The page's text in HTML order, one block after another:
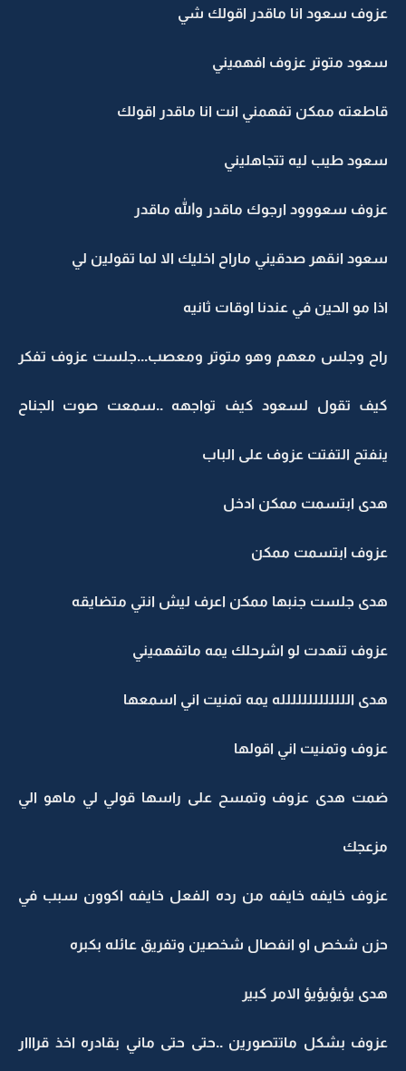
عزوف سعود انا ماقدر اقولك شي
سعود متوتر عزوف افهميني
قاطعته ممكن تفهمني انت انا ماقدر اقولك
سعود طيب ليه تتجاهليني
عزوف سعووود ارجوك ماقدر والله ماقدر
سعود انقهر صدقيني ماراح اخليك الا لما تقولين لي
اذا مو الحين في عندنا اوقات ثانيه
راح وجلس معهم وهو متوتر ومعصب...جلست عزوف تفكر
كيف تقول لسعود كيف تواجهه ..سمعت صوت الجناح
ينفتح التفتت عزوف على الباب
هدى ابتسمت ممكن ادخل
عزوف ابتسمت ممكن
هدى جلست جنبها ممكن اعرف ليش انتي متضايقه
عزوف تنهدت لو اشرحلك يمه ماتفهميني
هدى اللللللللللللله يمه تمنيت اني اسمعها
عزوف وتمنيت اني اقولها
ضمت هدى عزوف وتمسح على راسها قولي لي ماهو الي
مزعجك
عزوف خايفه خايفه من رده الفعل خايفه اكوون سبب في
حزن شخص او انفصال شخصين وتفريق عائله بكبره
هدى يؤيؤيؤيؤ الامر كبير
عزوف بشكل ماتتصورين ..حتى حتى ماني بقادره اخذ قرااار